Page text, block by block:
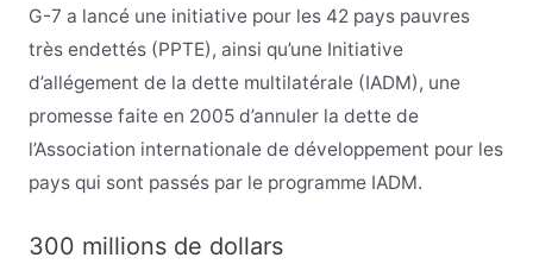
G-7 a lancé une initiative pour les 42 pays pauvres
très endettés (PPTE), ainsi qu’une Initiative
d’allégement de la dette multilatérale (IADM), une
promesse faite en 2005 d’annuler la dette de
l’Association internationale de développement pour les
pays qui sont passés par le programme IADM.
300 millions de dollars